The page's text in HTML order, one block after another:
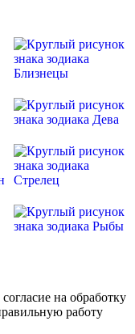
на обработку
работу